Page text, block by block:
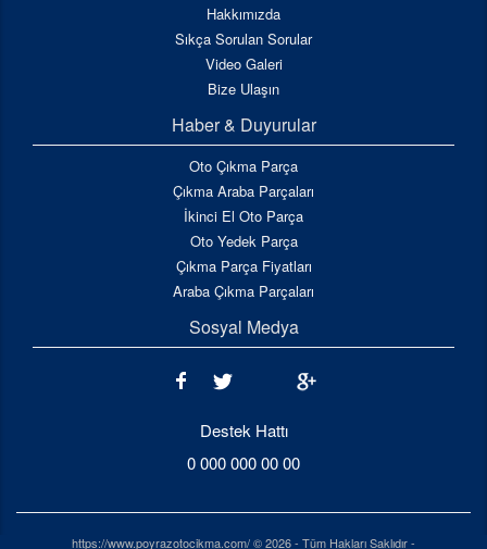
Hakkımızda
Sıkça Sorulan Sorular
Video Galeri
Bize Ulaşın
Haber & Duyurular
Oto Çıkma Parça
Çıkma Araba Parçaları
İkinci El Oto Parça
Oto Yedek Parça
Çıkma Parça Fiyatları
Araba Çıkma Parçaları
Sosyal Medya
Destek Hattı
0 000 000 00 00
https://www.poyrazotocikma.com/ © 2026 - Tüm Hakları Saklıdır -